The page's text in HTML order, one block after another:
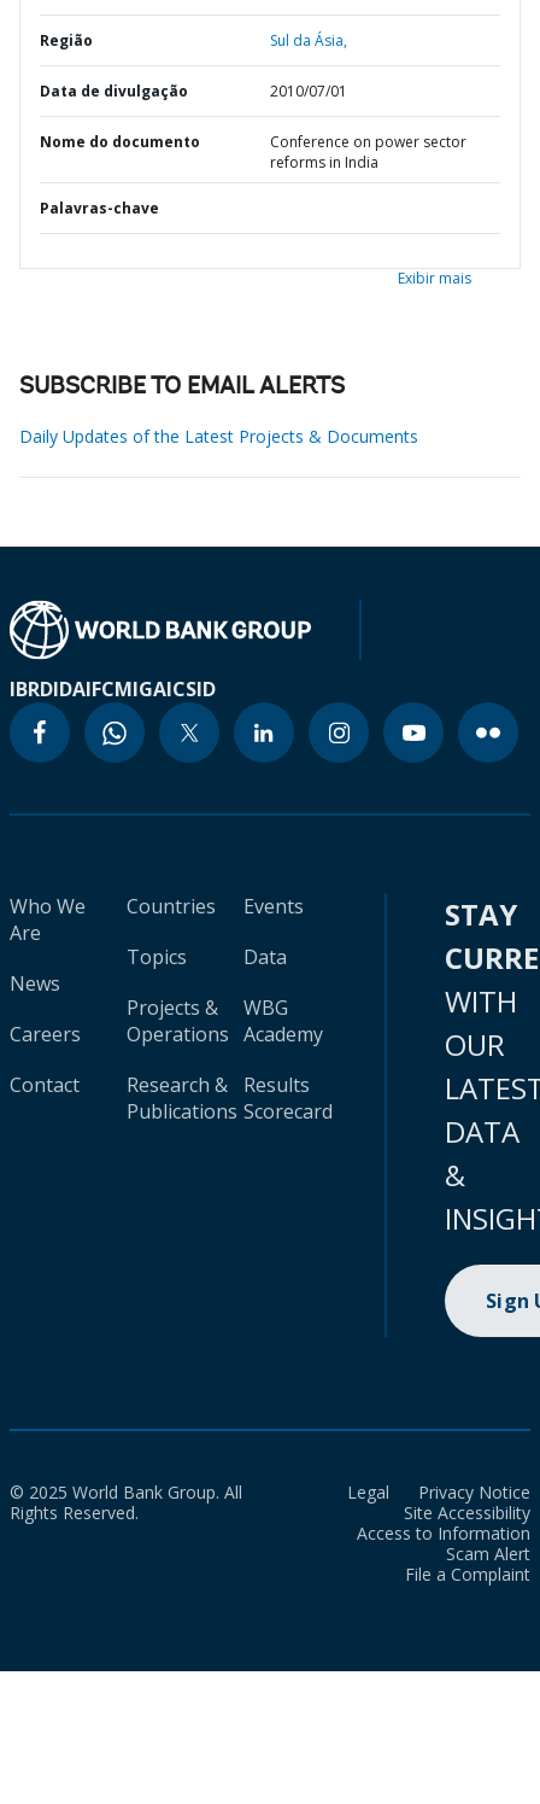
Região Sul da Ásia,
Data de divulgação 2010/07/01
Nome do documento
Conference on power sector
reforms in India
Palavras-chave
Exibir mais
SUBSCRIBE TO EMAIL ALERTS
Daily Updates of the Latest Projects & Documents
IBRDIDAIFCMIGAICSID
Who We
Are
News
Careers
Contact
Countries
Topics
Projects &
Operations
Research &
Publications
Events
Data
WBG
Academy
Results
Scorecard
STAY
WITH
OUR
DATA
&
Sign
© 2025 World Bank Group. All
Rights Reserved.
Legal
Privacy Notice
Site Accessibility
Access to Information
Scam Alert
File a Complaint